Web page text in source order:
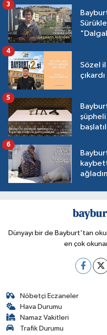
3
Sözel
çıkardı
4
şüpheli
5
6
Dünyayı bir de Bayburt'tan
en çok
Nöbetçi Eczaneler
Hava Durumu
Namaz Vakitleri
Trafik Durumu